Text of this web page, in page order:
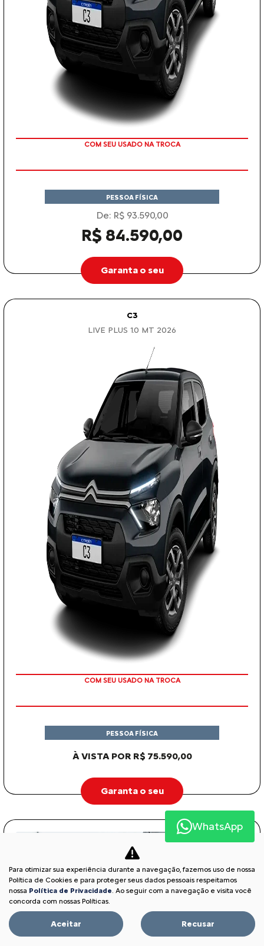
TAXA 0 %
PESSOA FÍSICA
De: R$ 93.590,00
R$ 84.590,00
Garanta o seu
C3
LIVE PLUS 1.0 MT 2026
COM SEU USADO NA TROCA
À VISTA POR R$ 75.590,00
PESSOA FÍSICA
Garanta o seu
WhatsApp
Para otimizar sua experiência durante a navegação, fazemos uso de nossa
Política de Cookies e para proteger seus dados pessoais respeitamos
nossa Política de Privacidade. Ao seguir com a navegação e visita você
concorda com nossas Políticas.
Aceitar Recusar